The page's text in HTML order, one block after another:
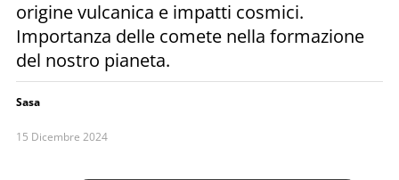
origine vulcanica e impatti cosmici.
Importanza delle comete nella formazione
del nostro pianeta.
Sasa
15 Dicembre 2024